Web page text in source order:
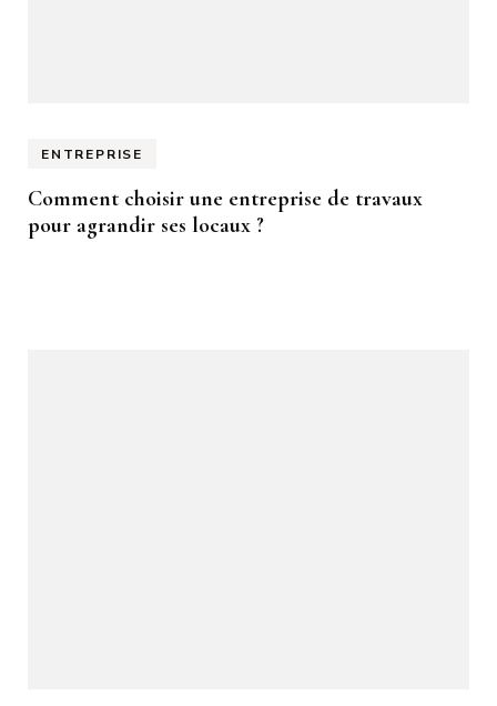
ENTREPRISE
Comment choisir une entreprise de travaux
pour agrandir ses locaux ?